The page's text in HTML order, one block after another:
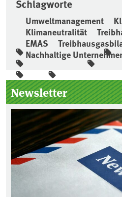
Schlagworte
Umweltmanagement
Klimaneutralität
EMAS
Nachhaltige
Seitenleiste
Newsletter